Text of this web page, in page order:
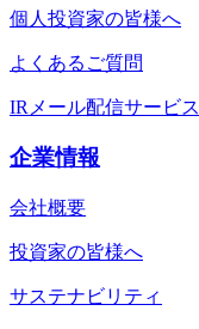
個人投資家の皆様へ
よくあるご質問
IRメール配信サービス
企業情報
会社概要
投資家の皆様へ
サステナビリティ